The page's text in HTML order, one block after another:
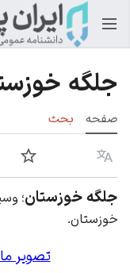
جلگه
صفحه بحث
زبان پیگیری
جلگه خوزستان؛
خوزستان.
تصویر